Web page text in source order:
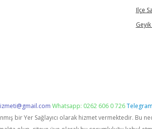
Ilçe
Whatsapp: 0262 606 0 726
bir Yer Sağlayıcı olarak hizmet vermektedir.